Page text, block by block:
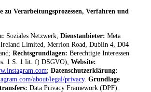
zu Verarbeitungsprozessen, Verfahren und
Soziales Netzwerk; Dienstanbieter: Meta
Limited, Merrion Road, Dublin 4, D04
Rechtsgrundlagen: Berechtigte Interessen
1 S. 1 lit. f) DSGVO); Website:
; Datenschutzerklärung:
about/legal/privacy. Grundlage
Data Privacy Framework (DPF).